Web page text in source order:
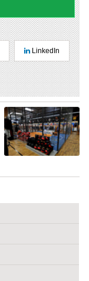
LinkedIn